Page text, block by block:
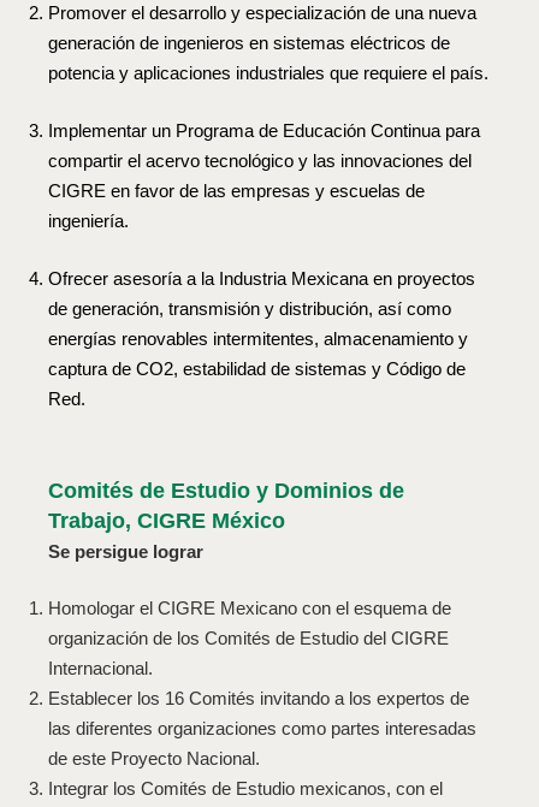
Promover el desarrollo y especialización de una nueva
generación de ingenieros en sistemas eléctricos de
potencia y aplicaciones industriales que requiere el país.
Implementar un Programa de Educación Continua para
compartir el acervo tecnológico y las innovaciones del
CIGRE en favor de las empresas y escuelas de
ingeniería.
Ofrecer asesoría a la Industria Mexicana en proyectos
de generación, transmisión y distribución, así como
energías renovables intermitentes, almacenamiento y
captura de CO2, estabilidad de sistemas y Código de
Red.
Comités de Estudio y Dominios de
Trabajo, CIGRE México
Se persigue lograr
Homologar el CIGRE Mexicano con el esquema de
organización de los Comités de Estudio del CIGRE
Internacional.
Establecer los 16 Comités invitando a los expertos de
las diferentes organizaciones como partes interesadas
de este Proyecto Nacional.
Integrar los Comités de Estudio mexicanos, con el